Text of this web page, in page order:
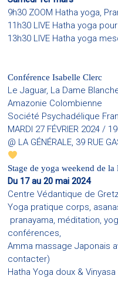
9h30 ZOOM Hatha yoga,
11h30 LIVE Hatha yoga
13h30 LIVE Hatha yoga
Conférence Isabelle Clerc
Le Jaguar, La Dame
Amazonie Colombienne
Société Psychadélique
MARDI 27 FÉVRIER 2024 /
@ LA GÉNÉRALE, 39 RUE
Stage de yoga weekend de la
Du 17 au 20 mai 2024
Centre Védantique de
Yoga pratique corps,
pranayama, méditation,
conférences,
Amma massage Japonais
contacter)
Hatha Yoga doux &